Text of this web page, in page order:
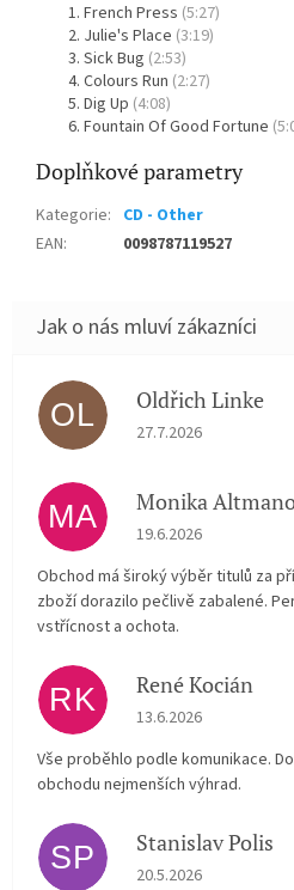
French Press (5:27)
Julie's Place (3:19)
Sick Bug (2:53)
Colours Run (2:27)
Dig Up (4:08)
Fountain Of Good Fortune
Doplňkové parametry
Kategorie: CD - Other
EAN: 0098787119527
OL Oldřich Linke
Hodnocení obchodu
27.7.2026
MA Monika
Hodnocení obchodu
19.6.2026
Obchod má široký výběr titulů za
zboží dorazilo pečlivě zabalené.
vstřícnost a ochota.
RK René Kocián
Hodnocení obchodu
13.6.2026
Vše proběhlo podle komunikace.
obchodu nejmenších výhrad.
SP Stanislav Polis
Hodnocení obchodu
20.5.2026